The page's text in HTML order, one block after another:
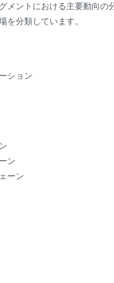
メントにおける主要動向
を分類しています。
ション
ン
ーン